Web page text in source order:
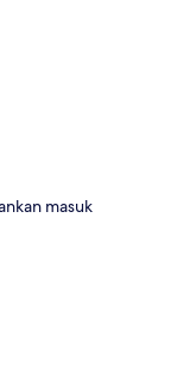
masuk